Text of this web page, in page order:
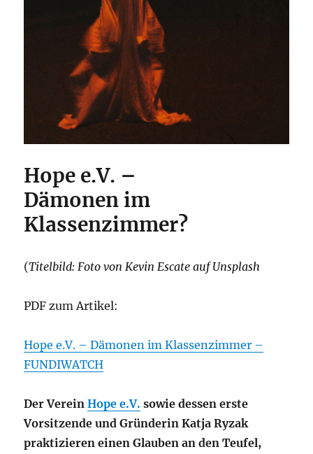
Hope e.V. –
Dämonen im
Klassenzimmer?
(Titelbild: Foto von Kevin Escate auf Unsplash
PDF zum Artikel:
Hope e.V. – Dämonen im Klassenzimmer –
FUNDIWATCH
Der VereinHope e.V. sowie dessen erste
Vorsitzende und Gründerin Katja Ryzak
praktizieren einen Glauben an den Teufel,